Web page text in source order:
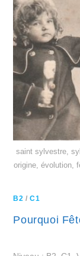
saint sylvestre,
origine, évolution,
B2 /C1
Pourquoi